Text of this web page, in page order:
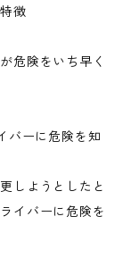
徴
危険をいち早く
バーに危険を知
しようとしたと
イバーに危険を